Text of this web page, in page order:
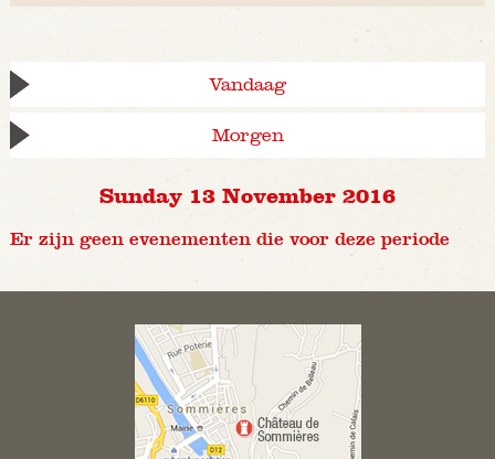
Vandaag
Morgen
Sunday 13 November 2016
Er zijn geen evenementen die voor deze periode